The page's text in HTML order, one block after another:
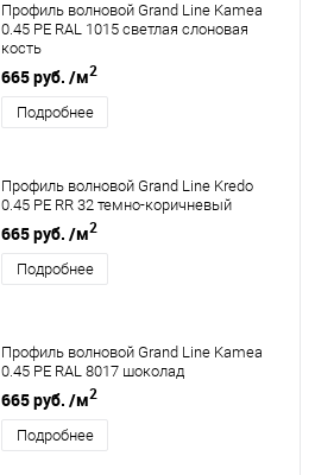
Профиль волновой Grand Line Kamea
0.45 PE RAL 1015 светлая слоновая
кость
665 руб. /м2
Подробнее
Профиль волновой Grand Line Kredo
0.45 PE RR 32 темно-коричневый
665 руб. /м2
Подробнее
Профиль волновой Grand Line Kamea
0.45 PE RAL 8017 шоколад
665 руб. /м2
Подробнее